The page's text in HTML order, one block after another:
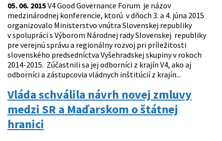
05. 06. 2015V4 Good Governance Forum je názov
medzinárodnej konferencie, ktorú v dňoch 3. a 4. júna 2015
organizovalo Ministerstvo vnútra Slovenskej republiky
v spolupráci s Výborom Národnej rady Slovenskej republiky
pre verejnú správu a regionálny rozvoj pri príležitosti
slovenského predsedníctva Vyšehradskej skupiny v rokoch
2014-2015. Zúčastnili sa jej odborníci z krajín V4, ako aj
odborníci a zástupcovia vládnych inštitúcií z krajín...
Vláda schválila návrh novej zmluvy
medzi SR a Maďarskom o štátnej
hranici